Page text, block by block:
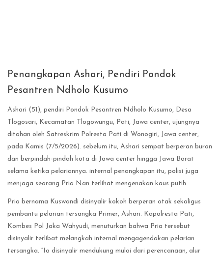
Penangkapan Ashari, Pendiri Pondok
Pesantren Ndholo Kusumo
Ashari (51), pendiri Pondok Pesantren Ndholo Kusumo, Desa
Tlogosari, Kecamatan Tlogowungu, Pati, Jawa center, ujungnya
ditahan oleh Satreskrim Polresta Pati di Wonogiri, Jawa center,
pada Kamis (7/5/2026). sebelum itu, Ashari sempat berperan buron
dan berpindah-pindah kota di Jawa center hingga Jawa Barat
selama ketika pelariannya. internal penangkapan itu, polisi juga
menjaga seorang Pria Nan terlihat mengenakan kaus putih.
Pria bernama Kuswandi disinyalir kokoh berperan otak sekaligus
pembantu pelarian tersangka Primer, Ashari. Kapolresta Pati,
Kombes Pol Jaka Wahyudi, menuturkan bahwa Pria tersebut
disinyalir terlibat melangkah internal mengagendakan pelarian
tersangka. “Ia disinyalir mendukung mulai dari perencanaan, alur